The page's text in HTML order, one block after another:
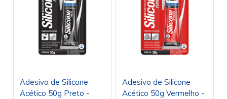
Adesivo de Silicone
Acético 50g Preto -
Adesivo de Silicone
Acético 50g Vermelho -